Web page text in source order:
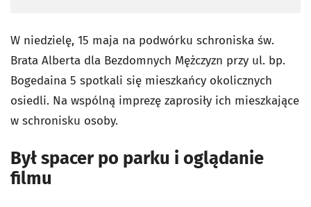
W niedzielę, 15 maja na podwórku schroniska św.
Brata Alberta dla Bezdomnych Mężczyzn przy ul. bp.
Bogedaina 5 spotkali się mieszkańcy okolicznych
osiedli. Na wspólną imprezę zaprosiły ich mieszkające
w schronisku osoby.
Był spacer po parku i oglądanie
filmu